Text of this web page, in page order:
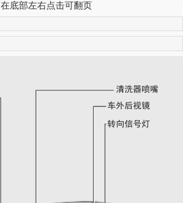
在底部左右点击可翻页